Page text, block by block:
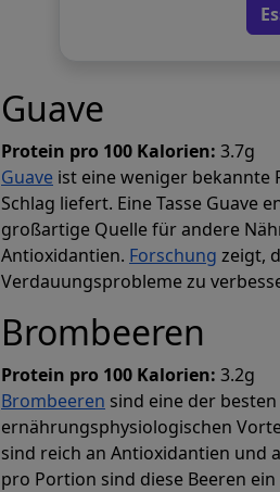
Guave
Protein pro 100 Kalorien: 3.7g
Guave ist eine weniger bekannte
Schlag liefert. Eine Tasse Guave
großartige Quelle für andere
Antioxidantien. Forschung zeigt,
Verdauungsprobleme zu
Brombeeren
Protein pro 100 Kalorien: 3.2g
Brombeeren sind eine der
ernährungsphysiologischen
sind reich an Antioxidantien und
pro Portion sind diese Beeren
Erstellen Sie sofort